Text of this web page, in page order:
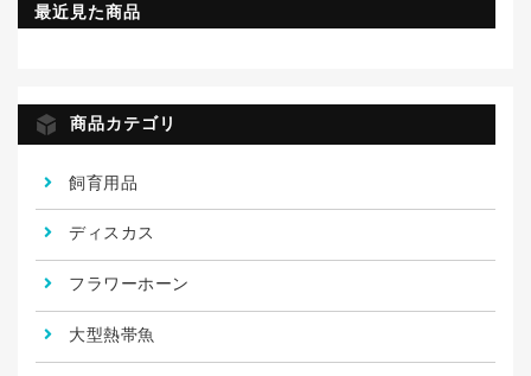
最近見た商品
商品カテゴリ
飼育用品
ディスカス
フラワーホーン
大型熱帯魚